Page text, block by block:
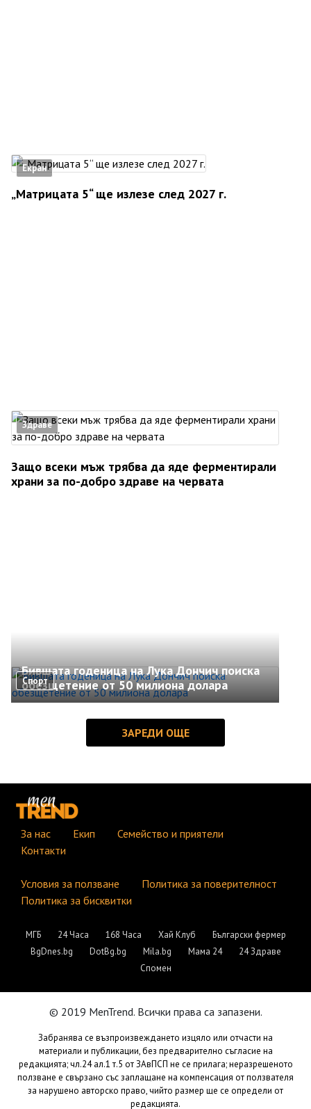
Екран
„Матрицата 5“ ще излезе след 2027 г.
Здраве
Защо всеки мъж трябва да яде ферментирали
храни за по-добро здраве на червата
Спорт
Бившата годеница на Лука Дончич поиска
обезщетение от 50 милиона долара
За нас Екип
Семейство и приятели
Контакти
Условия за ползване
Политика за поверителност
Политика за бисквитки
МГБ 24 Часа 168 Часа Хай Клуб
Български фермер
BgDnes.bg
DotBg.bg Mila.bg Мама 24
24 Здраве
Спомен
© 2019 MenTrend. Всички права са запазени.
Забранява се възпроизвеждането изцяло или отчасти на
материали и публикации, без предварително съгласие на
редакцията; чл.24 ал.1 т.5 от ЗАвПСП не се прилага; неразрешеното
ползване е свързано със заплащане на компенсация от ползвателя
за нарушено авторско право, чийто размер ще се определи от
редакцията.